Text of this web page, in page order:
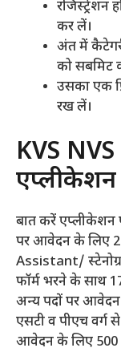
रजिस्ट्रेशन
कर लें।
अंत में
को सबमिट
उसका एक
रख लें।
KVS
बात करें एप्लीकेशन
पर आवेदन के लिए
Assistant/
फॉर्म भरने के साथ
अन्य पदों पर आवेदन
एसटी व पीएच वर्ग
आवेदन के लिए 500